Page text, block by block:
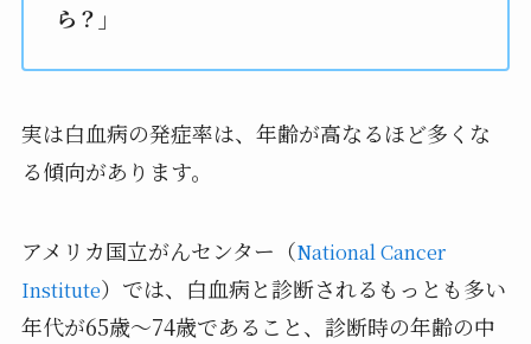
ら？」
実は白血病の発症率は、年齢が高なるほど多くな
る傾向があります。
アメリカ国立がんセンター（National Cancer
Institute）では、白血病と診断されるもっとも多い
年代が65歳～74歳であること、診断時の年齢の中